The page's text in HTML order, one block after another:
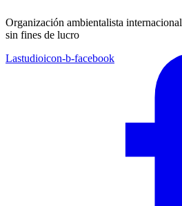
Organización ambientalista internacional
sin fines de lucro
Lastudioicon-b-facebook